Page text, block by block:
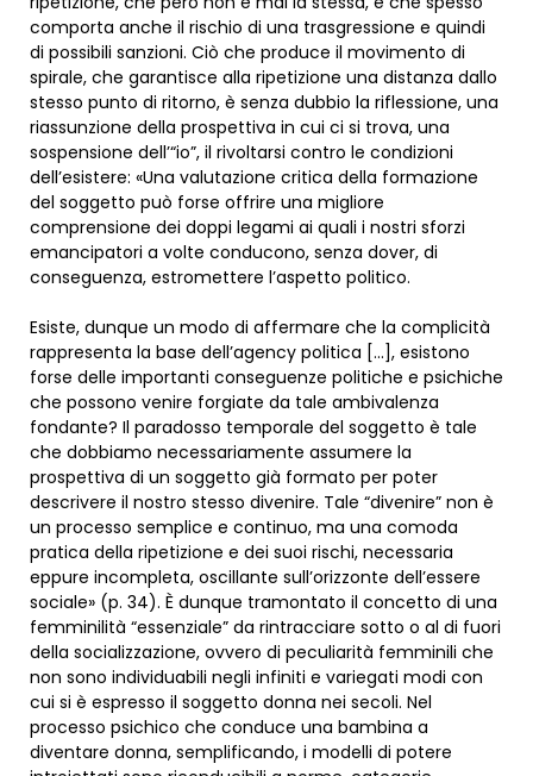
comporta anche il rischio di una trasgressione e quindi
di possibili sanzioni. Ciò che produce il movimento di
spirale, che garantisce alla ripetizione una distanza dallo
stesso punto di ritorno, è senza dubbio la riflessione, una
riassunzione della prospettiva in cui ci si trova, una
sospensione dell’“io”, il rivoltarsi contro le condizioni
dell’esistere: «Una valutazione critica della formazione
del soggetto può forse offrire una migliore
comprensione dei doppi legami ai quali i nostri sforzi
emancipatori a volte conducono, senza dover, di
conseguenza, estromettere l’aspetto politico.
Esiste, dunque un modo di affermare che la complicità
rappresenta la base dell’agency politica […], esistono
forse delle importanti conseguenze politiche e psichiche
che possono venire forgiate da tale ambivalenza
fondante? Il paradosso temporale del soggetto è tale
che dobbiamo necessariamente assumere la
prospettiva di un soggetto già formato per poter
descrivere il nostro stesso divenire. Tale “divenire” non è
un processo semplice e continuo, ma una comoda
pratica della ripetizione e dei suoi rischi, necessaria
eppure incompleta, oscillante sull’orizzonte dell’essere
sociale» (p. 34). È dunque tramontato il concetto di una
femminilità “essenziale” da rintracciare sotto o al di fuori
della socializzazione, ovvero di peculiarità femminili che
non sono individuabili negli infiniti e variegati modi con
cui si è espresso il soggetto donna nei secoli. Nel
processo psichico che conduce una bambina a
diventare donna, semplificando, i modelli di potere